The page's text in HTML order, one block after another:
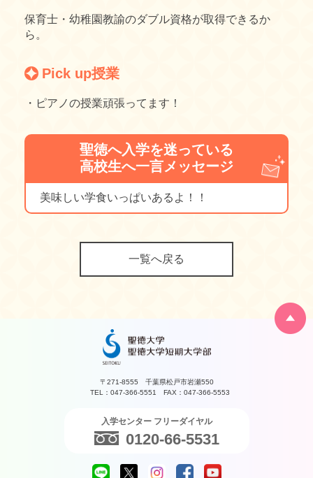
保育士・幼稚園教諭のダブル資格が取得できるか
ら。
Pick up授業
・ピアノの授業頑張ってます！
聖徳へ入学を迷っている
高校生へ一言メッセージ
美味しい学食いっぱいあるよ！！
一覧へ戻る
〒271-8555 千葉県松戸市岩瀬550
TEL：047-366-5551 FAX：047-366-5553
入学センター フリーダイヤル
0120-66-5531